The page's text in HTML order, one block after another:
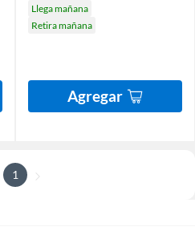
Llega mañana
Retira mañana
Agregar
1